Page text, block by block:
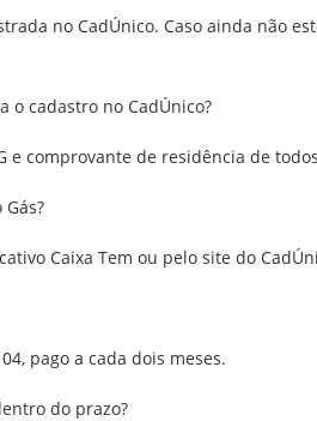
no CadÚnico. Caso ainda não
o cadastro no CadÚnico?
e comprovante de residência de
Caixa Tem ou pelo site do
pago a cada dois meses.
do prazo?